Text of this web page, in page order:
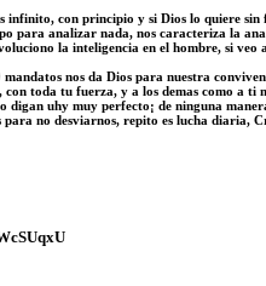
con principio y si Dios lo quiere
para analizar nada, nos caracteriza la
la inteligencia en el hombre, si
nos da Dios para nuestra
toda tu fuerza, y a los demas como a ti
digan uhy muy perfecto¡ de ninguna
no desviarnos, repito es lucha diaria,